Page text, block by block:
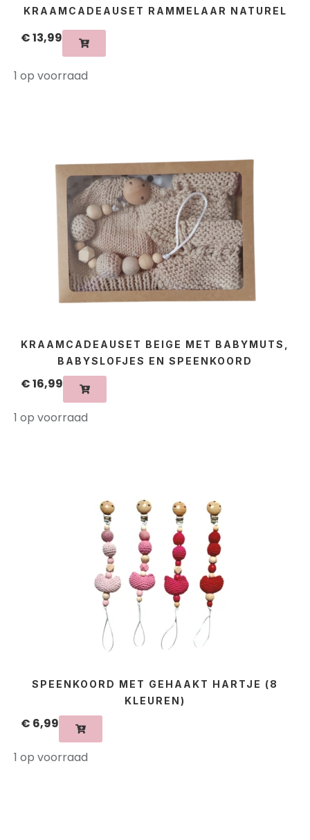
KRAAMCADEAUSET RAMMELAAR NATUREL
€13,99
1 op voorraad
KRAAMCADEAUSET BEIGE MET BABYMUTS,
BABYSLOFJES EN SPEENKOORD
€16,99
1 op voorraad
SPEENKOORD MET GEHAAKT HARTJE (8
KLEUREN)
€ 6,99
1 op voorraad